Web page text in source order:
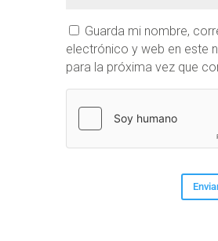
Guarda mi nombre,
electrónico y web en este
para la próxima vez que